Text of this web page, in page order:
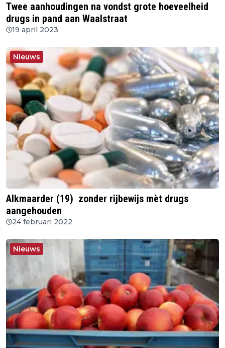
Twee aanhoudingen na vondst grote hoeveelheid
drugs in pand aan Waalstraat
19 april 2023
Nieuws
Alkmaarder (19) zonder rijbewijs mèt drugs
aangehouden
24 februari 2022
Nieuws